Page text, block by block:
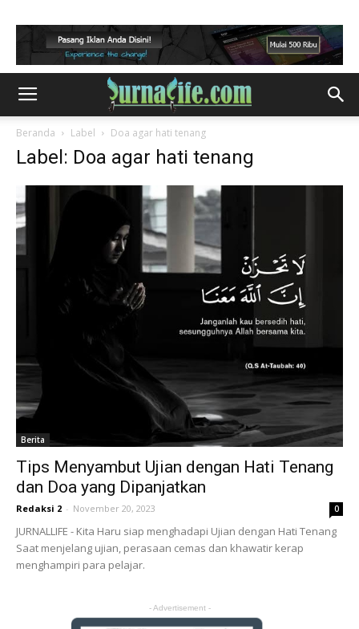
Beranda Label Doa agar hati tenang
Label: Doa agar hati tenang
Berita
Tips Menyambut Ujian dengan Hati Tenang
dan Doa yang Dipanjatkan
Redaksi 2 - November 20, 2023 0
JURNALLIFE - Kita Haru siap menghadapi Ujian dengan Hati Tenang
Saat menjelang ujian, perasaan cemas dan khawatir kerap
menghampiri para pelajar.
- Advertisement -